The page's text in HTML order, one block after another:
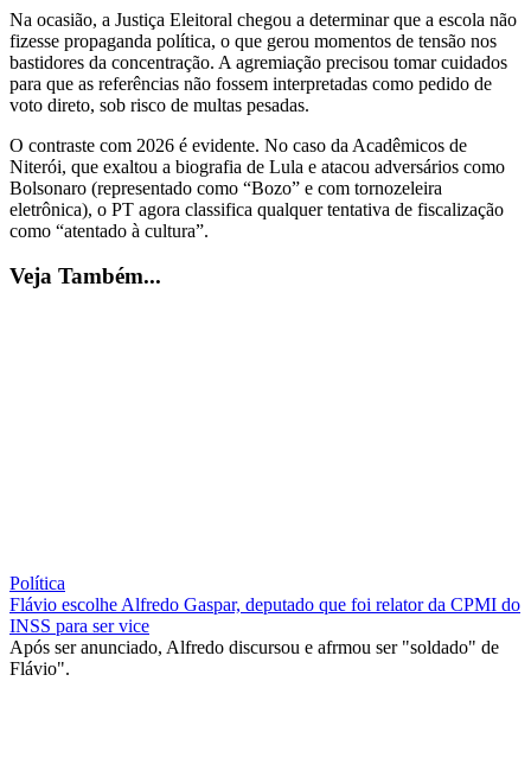
Na ocasião, a Justiça Eleitoral chegou a determinar que a escola não
fizesse propaganda política, o que gerou momentos de tensão nos
bastidores da concentração. A agremiação precisou tomar cuidados
para que as referências não fossem interpretadas como pedido de
voto direto, sob risco de multas pesadas.
O contraste com 2026 é evidente. No caso da Acadêmicos de
Niterói, que exaltou a biografia de Lula e atacou adversários como
Bolsonaro (representado como “Bozo” e com tornozeleira
eletrônica), o PT agora classifica qualquer tentativa de fiscalização
como “atentado à cultura”.
Veja Também...
Política
Flávio escolhe Alfredo Gaspar, deputado que foi relator da CPMI do
INSS para ser vice
Após ser anunciado, Alfredo discursou e afrmou ser "soldado" de
Flávio".